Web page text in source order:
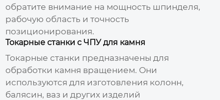
обратите внимание на мощность шпинделя,
рабочую область и точность
позиционирования.
Токарные станки с ЧПУ для камня
Токарные станки предназначены для
обработки камня вращением. Они
используются для изготовления колонн,
балясин, ваз и других изделий